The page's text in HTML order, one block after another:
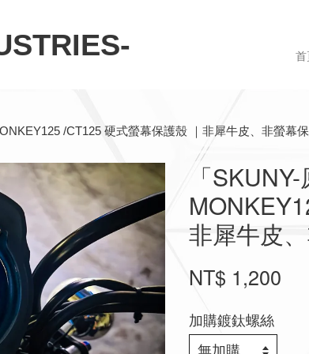
首
/CT125 硬式螢幕保護殼 ｜非犀牛皮、非螢幕
「
非犀牛皮
NT$ 1,200
加購鍍鈦螺絲